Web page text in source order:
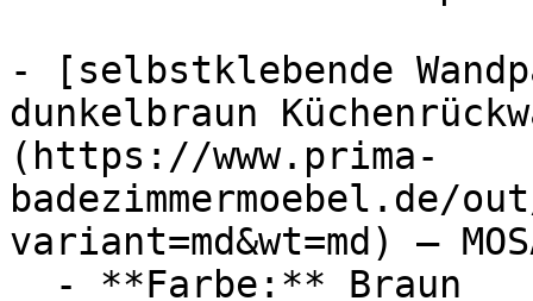
- [selbst­kle­bende
dunkelbraun
(https://www.prima-
badezimmermoebel.de/
variant=md&wt=md) —